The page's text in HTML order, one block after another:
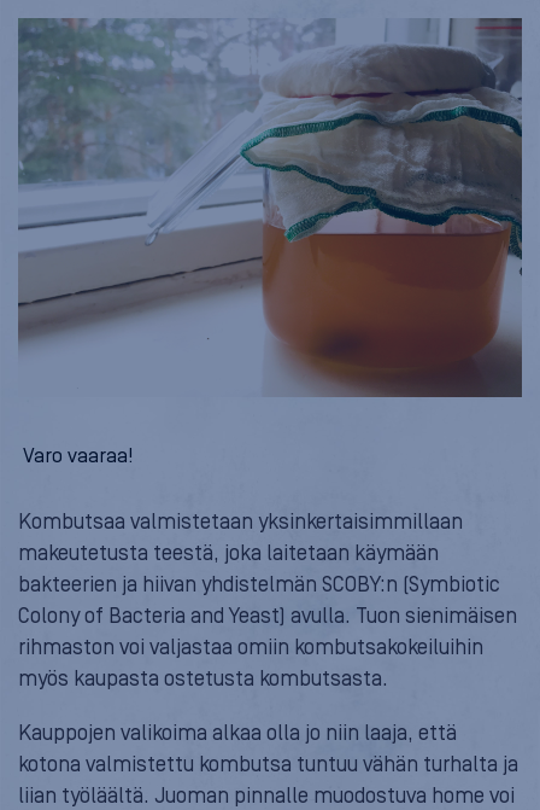
Varo vaaraa!
Kombutsaa valmistetaan yksinkertaisimmillaan
makeutetusta teestä, joka laitetaan käymään
bakteerien ja hiivan yhdistelmän SCOBY:n (Symbiotic
Colony of Bacteria and Yeast) avulla. Tuon sienimäisen
rihmaston voi valjastaa omiin kombutsakokeiluihin
myös kaupasta ostetusta kombutsasta.
Kauppojen valikoima alkaa olla jo niin laaja, että
kotona valmistettu kombutsa tuntuu vähän turhalta ja
liian työläältä. Juoman pinnalle muodostuva home voi